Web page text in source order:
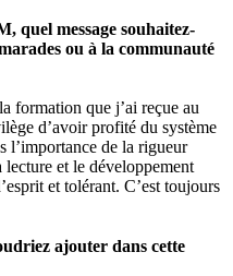
quel message souhaitez-
ou à la communauté
formation que j’ai reçue au
d’avoir profité du système
l’importance de la rigueur
et le développement
et tolérant. C’est toujours
ajouter dans cette